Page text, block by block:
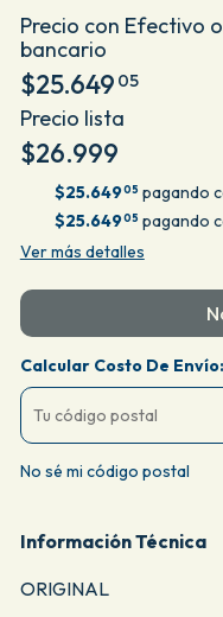
Precio con Efectivo
bancario
$25.649 05
Precio lista
$26.999
$25.64905 pagando
$25.64905 pagando
Ver más detalles
Calcular Costo De Envío:
No sé mi código postal
Información Técnica
ORIGINAL